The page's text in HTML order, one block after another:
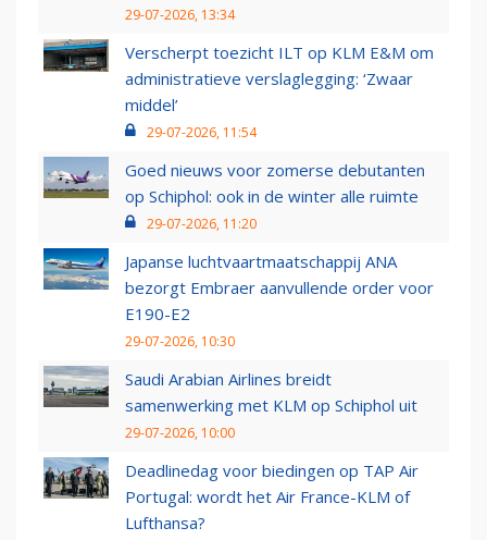
29-07-2026, 13:34
Verscherpt toezicht ILT op KLM E&M om
administratieve verslaglegging: ‘Zwaar
middel’
29-07-2026, 11:54
Goed nieuws voor zomerse debutanten
op Schiphol: ook in de winter alle ruimte
29-07-2026, 11:20
Japanse luchtvaartmaatschappij ANA
bezorgt Embraer aanvullende order voor
E190-E2
29-07-2026, 10:30
Saudi Arabian Airlines breidt
samenwerking met KLM op Schiphol uit
29-07-2026, 10:00
Deadlinedag voor biedingen op TAP Air
Portugal: wordt het Air France-KLM of
Lufthansa?